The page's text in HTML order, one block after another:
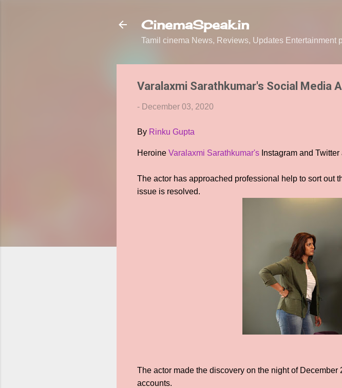
CinemaSpeak.in
Tamil cinema News, Reviews, Updates Entertainment
Varalaxmi Sarathkumar's Social Media
- December 03, 2020
By Rinku Gupta
Heroine Varalaxmi Sarathkumar's Instagram and
The actor has approached professional help to sort out
issue is resolved.
The actor made the discovery on the night of
accounts.